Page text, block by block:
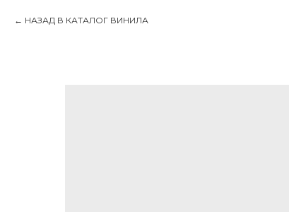
НАЗАД В КАТАЛОГ ВИНИЛА